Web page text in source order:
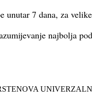
unutar 7 dana, za
najbolja